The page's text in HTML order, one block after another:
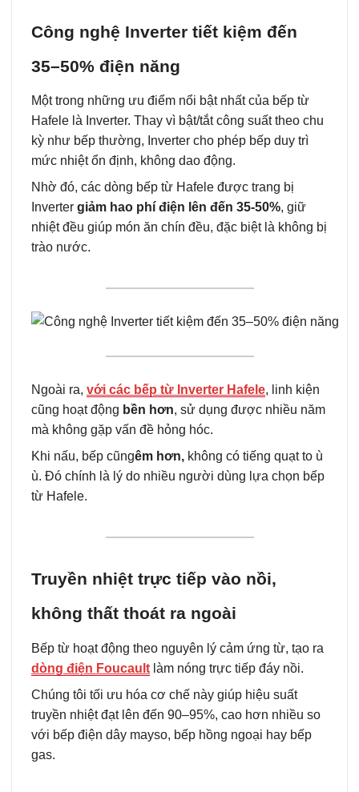
Công nghệ Inverter tiết kiệm đến
35–50% điện năng
Một trong những ưu điểm nổi bật nhất của bếp từ
Hafele là Inverter. Thay vì bật/tắt công suất theo chu
kỳ như bếp thường, Inverter cho phép bếp duy trì
mức nhiệt ổn định, không dao động.
Nhờ đó, các dòng bếp từ Hafele được trang bị
Inverter giảm hao phí điện lên đến 35-50%, giữ
nhiệt đều giúp món ăn chín đều, đặc biệt là không bị
trào nước.
Ngoài ra, với các bếp từ Inverter Hafele, linh kiện
cũng hoạt động bền hơn, sử dụng được nhiều năm
mà không gặp vấn đề hỏng hóc.
Khi nấu, bếp cũngêm hơn, không có tiếng quạt to ù
ù. Đó chính là lý do nhiều người dùng lựa chọn bếp
từ Hafele.
Truyền nhiệt trực tiếp vào nồi,
không thất thoát ra ngoài
Bếp từ hoạt động theo nguyên lý cảm ứng từ, tạo ra
dòng điện Foucault làm nóng trực tiếp đáy nồi.
Chúng tôi tối ưu hóa cơ chế này giúp hiệu suất
truyền nhiệt đạt lên đến 90–95%, cao hơn nhiều so
với bếp điện dây mayso, bếp hồng ngoại hay bếp
gas.